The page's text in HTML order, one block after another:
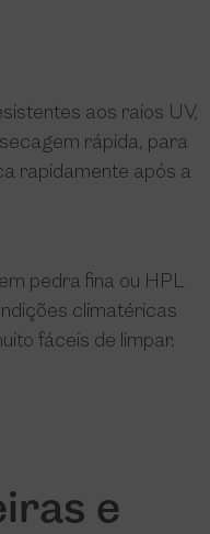
e
aos raios UV,
rápida, para
rapidamente após a
pedra fina ou HPL
climatéricas
fáceis de limpar.